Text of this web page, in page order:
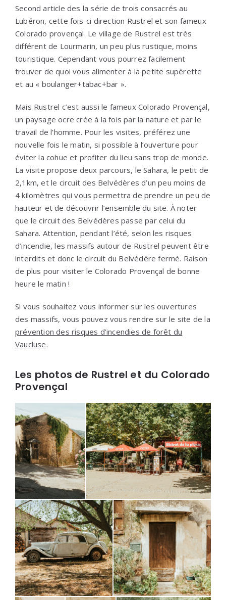
Second article des la série de trois consacrés au
Lubéron, cette fois-ci direction Rustrel et son fameux
Colorado provençal. Le village de Rustrel est très
différent de Lourmarin, un peu plus rustique, moins
touristique. Cependant vous pourrez facilement
trouver de quoi vous alimenter à la petite supérette
et au « boulanger+tabac+bar ».
Mais Rustrel c’est aussi le fameux Colorado Provençal,
un paysage ocre crée à la fois par la nature et par le
travail de l’homme. Pour les visites, préférez une
nouvelle fois le matin, si possible à l’ouverture pour
éviter la cohue et profiter du lieu sans trop de monde.
La visite propose deux parcours, le Sahara, le petit de
2,1km, et le circuit des Belvédères d’un peu moins de
4 kilomètres qui vous permettra de prendre un peu de
hauteur et de découvrir l’ensemble du site. À noter
que le circuit des Belvédères passe par celui du
Sahara. Attention, pendant l’été, selon les risques
d’incendie, les massifs autour de Rustrel peuvent être
interdits et donc le circuit du Belvédère fermé. Raison
de plus pour visiter le Colorado Provençal de bonne
heure le matin !
Si vous souhaitez vous informer sur les ouvertures
des massifs, vous pouvez vous rendre sur le site de la
prévention des risques d’incendies de forêt du
Vaucluse.
Les photos de Rustrel et du Colorado
Provençal